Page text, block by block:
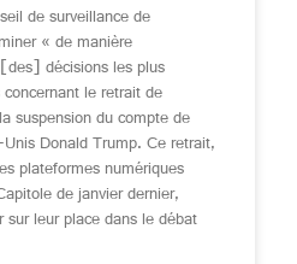
de surveillance de
« de manière
décisions les plus
le retrait de
suspension du compte de
Donald Trump. Ce retrait,
plateformes numériques
de janvier dernier,
leur place dans le débat